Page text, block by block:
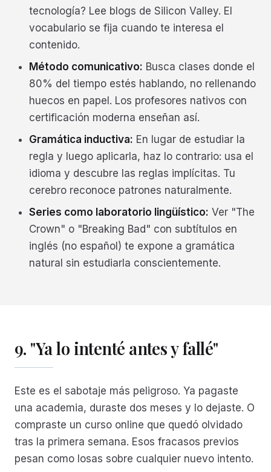
tecnología? Lee blogs de Silicon Valley. El
vocabulario se fija cuando te interesa el
contenido.
Método comunicativo: Busca clases donde el
80% del tiempo estés hablando, no rellenando
huecos en papel. Los profesores nativos con
certificación moderna enseñan así.
Gramática inductiva: En lugar de estudiar la
regla y luego aplicarla, haz lo contrario: usa el
idioma y descubre las reglas implícitas. Tu
cerebro reconoce patrones naturalmente.
Series como laboratorio lingüístico: Ver "The
Crown" o "Breaking Bad" con subtítulos en
inglés (no español) te expone a gramática
natural sin estudiarla conscientemente.
9. "Ya lo intenté antes y fallé"
Este es el sabotaje más peligroso. Ya pagaste
una academia, duraste dos meses y lo dejaste. O
compraste un curso online que quedó olvidado
tras la primera semana. Esos fracasos previos
pesan como losas sobre cualquier nuevo intento.